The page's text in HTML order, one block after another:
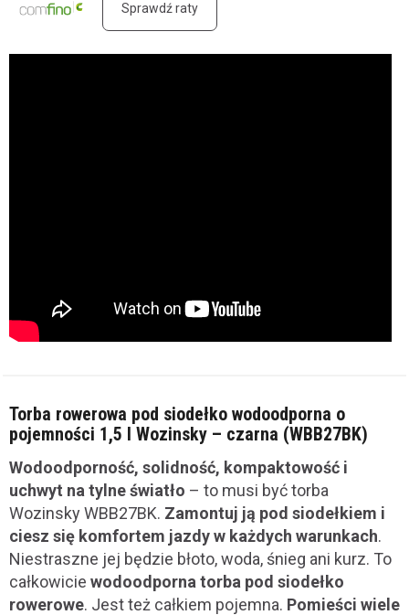
Sprawdź raty
Torba rowerowa pod siodełko wodoodporna o
pojemności 1,5 l Wozinsky – czarna (WBB27BK)
Wodoodporność, solidność, kompaktowość i
uchwyt na tylne światło – to musi być torba
Wozinsky WBB27BK. Zamontuj ją pod siodełkiem i
ciesz się komfortem jazdy w każdych warunkach.
Niestraszne jej będzie błoto, woda, śnieg ani kurz. To
całkowicie wodoodporna torba pod siodełko
rowerowe. Jest też całkiem pojemna. Pomieści wiele